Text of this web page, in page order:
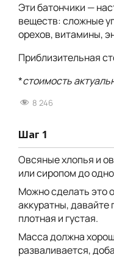
Эти батончики —
веществ: сложные
орехов, витамины,
Приблизительная
*стоимость
8 246
Шаг 1
Овсяные хлопья и
или сиропом до
Можно сделать это
аккуратны, давайте
плотная и густая.
Масса должна
разваливается,